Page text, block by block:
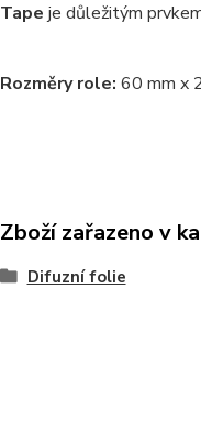
Tape je důležitým
Rozměry role: 60 mm x
Zboží zařazeno v
Difuzní folie